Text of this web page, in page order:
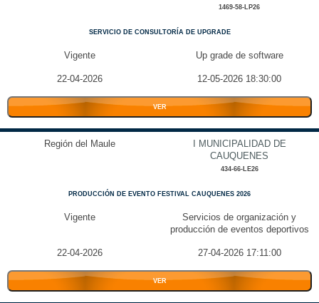
1469-58-LP26
SERVICIO DE CONSULTORÍA DE UPGRADE
Vigente Up grade de software
22-04-2026 12-05-2026 18:30:00
VER
Región del Maule
I MUNICIPALIDAD DE
CAUQUENES
434-66-LE26
PRODUCCIÓN DE EVENTO FESTIVAL CAUQUENES 2026
Vigente
Servicios de organización y
producción de eventos deportivos
22-04-2026 27-04-2026 17:11:00
VER